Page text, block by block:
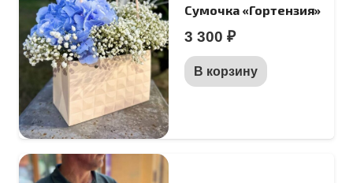
Сумочка «Гортензия»
3 300 ₽
В корзину